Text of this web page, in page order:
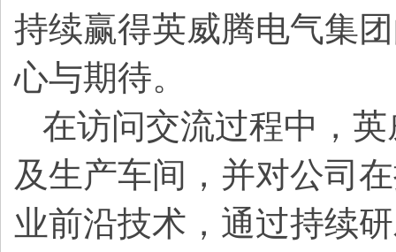
持续赢得英威腾电气集
心与期待。
在访问交流过程中，
及生产车间，并对公司
业前沿技术，通过持续